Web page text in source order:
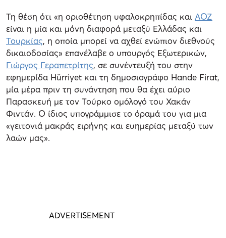
Τη θέση ότι «η οριοθέτηση υφαλοκρηπίδας και ΑΟΖ
είναι η μία και μόνη διαφορά μεταξύ Ελλάδας και
Τουρκίας, η οποία μπορεί να αχθεί ενώπιον διεθνούς
δικαιοδοσίας» επανέλαβε ο υπουργός Eξωτερικών,
Γιώργος Γεραπετρίτης, σε συνέντευξή του στην
εφημερίδα Hürriyet και τη δημοσιογράφο Hande Firat,
μία μέρα πριν τη συνάντηση που θα έχει αύριο
Παρασκευή με τον Τούρκο ομόλογό του Χακάν
Φιντάν. Ο ίδιος υπογράμμισε το όραμά του για μια
«γειτονιά μακράς ειρήνης και ευημερίας μεταξύ των
λαών μας».